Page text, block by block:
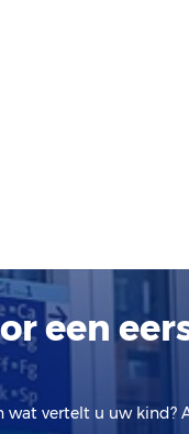
een
wat vertelt u uw